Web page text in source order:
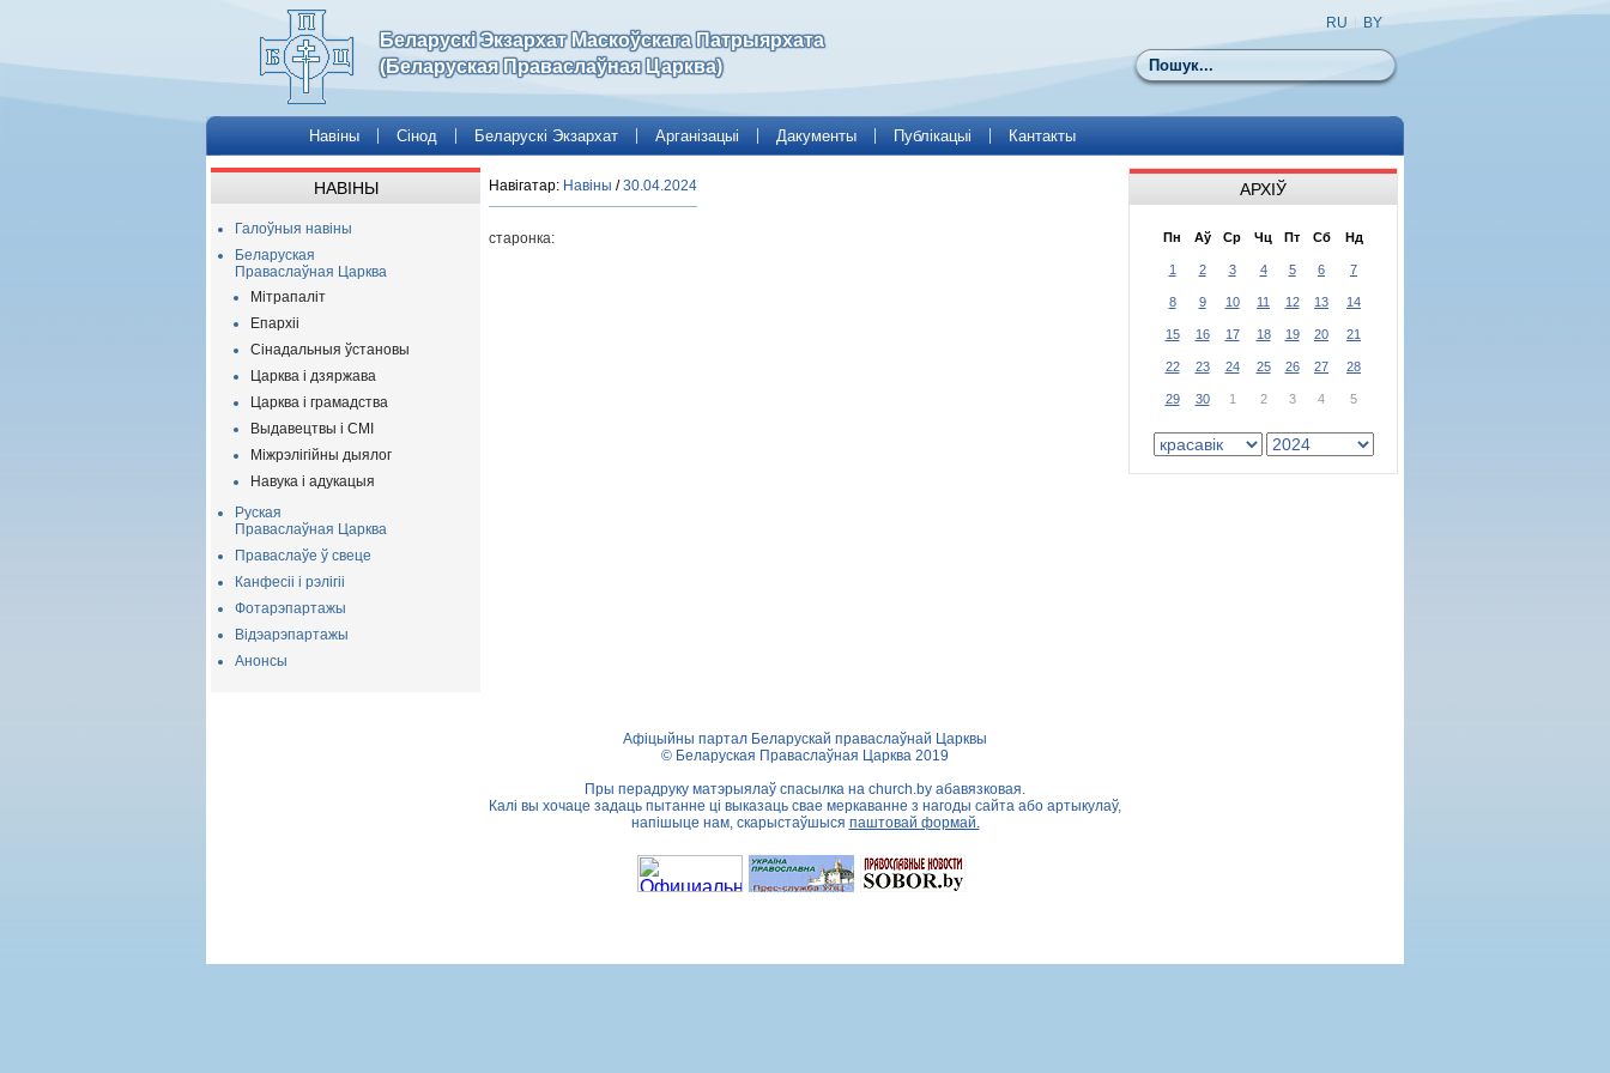
Беларускі Экзархат Маскоўскага Патрыярхата
(Беларуская Праваслаўная Царква)
Пошук
RU BY
Навіны Сінод Беларускі Экзархат Арганізацыі Дакументы Публікацыі Кантакты
НАВІНЫ
Галоўныя навіны
Беларуская
Праваслаўная Царква
Мітрапаліт
Епархіі
Сінадальныя ўстановы
Царква і дзяржава
Царква і грамадства
Выдавецтвы і СМІ
Міжрэлігійны дыялог
Навука і адукацыя
Руская
Праваслаўная Царква
Праваслаўе ў свеце
Канфесіі і рэлігіі
Фотарэпартажы
Відэарэпартажы
Анонсы
Навігатар: Навіны /30.04.2024
старонка:
АРХІЎ
Пн Аў Ср Чц Пт Сб Нд
1 2 3 4 5 6 7
8 9 10 11 12 13 14
15 16 17 18 19 20 21
22 23 24 25 26 27 28
29 30 1 2 3 4 5
Афіцыйны партал Беларускай праваслаўнай Царквы
© Беларуская Праваслаўная Царква 2019
Пры перадруку матэрыялаў спасылка на church.by абавязковая.
Калі вы хочаце задаць пытанне ці выказаць свае меркаванне з нагоды сайта або артыкулаў,
напішыце нам, скарыстаўшыся паштовай формай.